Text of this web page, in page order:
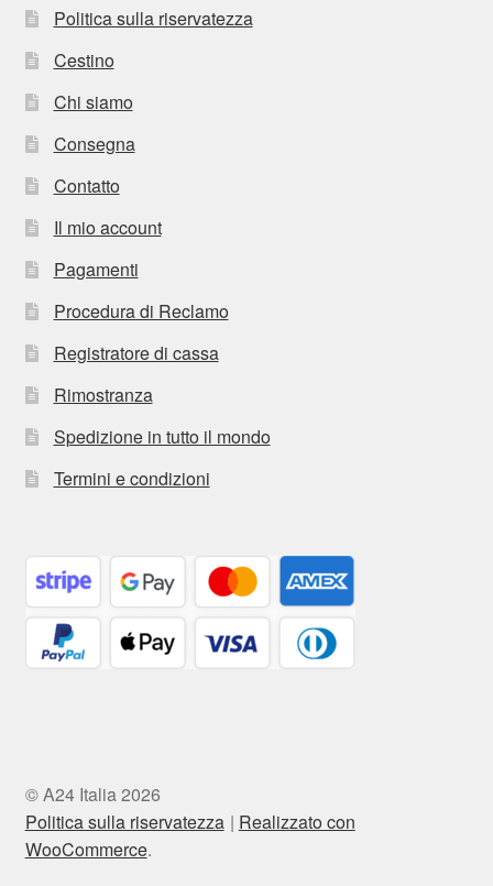
Politica sulla riservatezza
Cestino
Chi siamo
Consegna
Contatto
Il mio account
Pagamenti
Procedura di Reclamo
Registratore di cassa
Rimostranza
Spedizione in tutto il mondo
Termini e condizioni
© A24 Italia 2026
Politica sulla riservatezza
Realizzato con
WooCommerce.